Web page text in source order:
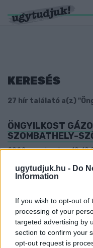
ugytudjuk.hu - Do
Information
If you wish to opt-out of
processing of your
targeted advertising by
section to confirm your
opt-out request is
KERESÉS
27 hír találató a(z)
ÖNGYILKOST
SZOMBATHELY-
2022. szeptember. 19.
EGY FÉRFI
TORKÁT
2022. június. 25. 11:41
Hatósági zár alá vették
helyett pótlóbuszok